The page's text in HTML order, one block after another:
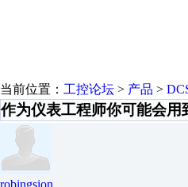
当前位置： 工控论坛 > 产品 >
作为仪表工程师你可能会用
robingsion